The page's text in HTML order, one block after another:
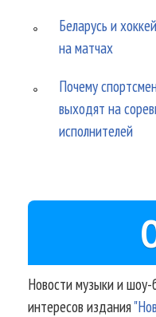
Беларусь и
на матчах
Почему
выходят на
исполнителей
Новости музыки и шоу-
интересов издания